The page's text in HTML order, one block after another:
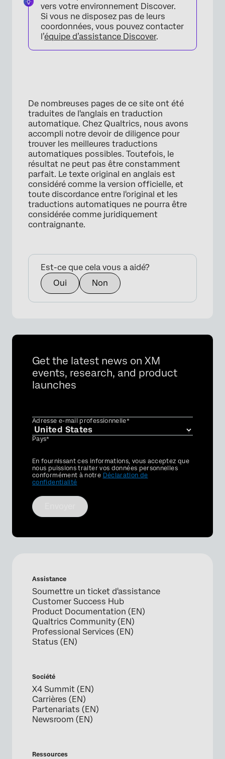
vers votre environnement Discover.
Si vous ne disposez pas de leurs
coordonnées, vous pouvez contacter
l’équipe d’assistance Discover.
De nombreuses pages de ce site ont été
traduites de l'anglais en traduction
automatique. Chez Qualtrics, nous avons
accompli notre devoir de diligence pour
trouver les meilleures traductions
automatiques possibles. Toutefois, le
résultat ne peut pas être constamment
parfait. Le texte original en anglais est
considéré comme la version officielle, et
toute discordance entre l'original et les
traductions automatiques ne pourra être
considérée comme juridiquement
contraignante.
Est-ce que cela vous a aidé?
Oui
Non
Get the latest news on XM
events, research, and product
launches
Adresse e-mail professionnelle*
Pays*
Privacy
Optin
En fournissant ces informations, vous acceptez que
nous puissions traiter vos données personnelles
conformément à notre Déclaration de
confidentialité
Assistance
Soumettre un ticket d'assistance
Customer Success Hub
Product Documentation (EN)
Qualtrics Community (EN)
Professional Services (EN)
Status (EN)
Société
X4 Summit (EN)
Carrières (EN)
Partenariats (EN)
Newsroom (EN)
Ressources